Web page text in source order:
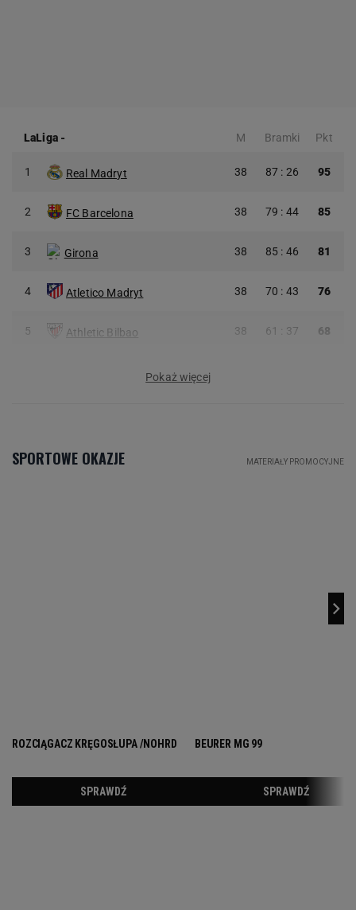
LaLiga- M Bramki Pkt
1 Real Madryt 38 87 : 26 95
2 FC Barcelona 38 79 : 44 85
3 Girona 38 85 : 46 81
4 Atletico Madryt 38 70 : 43 76
5 Athletic Bilbao 38 61 : 37 68
Pokaż więcej